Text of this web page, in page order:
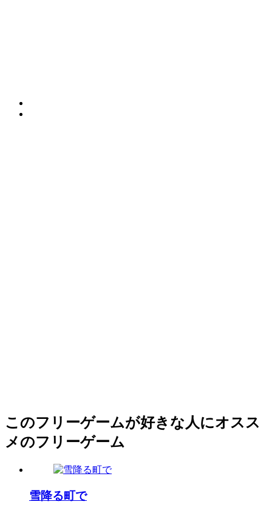
このフリーゲームが好きな人にオスス
メのフリーゲーム
雪降る町で